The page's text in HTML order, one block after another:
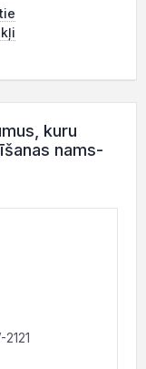
kuru
nams-